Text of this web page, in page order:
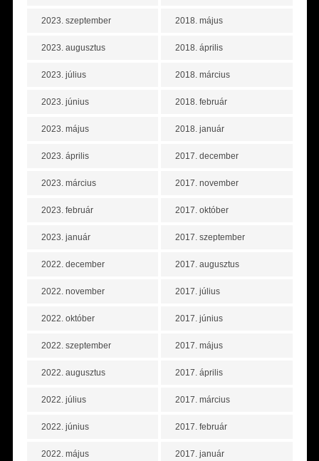
2023. szeptember
2023. augusztus
2023. július
2023. június
2023. május
2023. április
2023. március
2023. február
2023. január
2022. december
2022. november
2022. október
2022. szeptember
2022. augusztus
2022. július
2022. június
2022. május
2018. május
2018. április
2018. március
2018. február
2018. január
2017. december
2017. november
2017. október
2017. szeptember
2017. augusztus
2017. július
2017. június
2017. május
2017. április
2017. március
2017. február
2017. január